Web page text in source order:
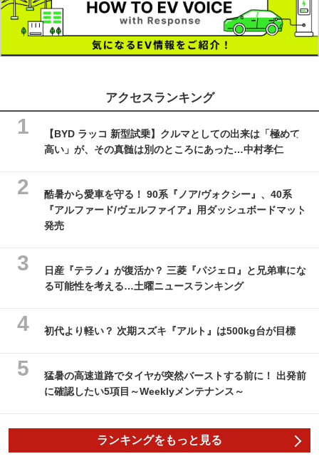
アクセスランキング
【BYD ラッコ 新型試乗】クルマとしての出来は「極めて
高い」が、その真髄は別のところにあった…中村孝仁
酷暑から愛車を守る！ 90系『ノア/ヴォクシー』、40系
『アルファード/ヴェルファイア』用ダッシュボードマット
発売
日産『テラノ』が復活か？ 三菱『パジェロ』と兄弟車にな
る可能性を考える…土曜ニュースランキング
初代より軽い？ 次期スズキ『アルト』は500kg台が目標
猛暑の高速道路でタイヤが突然バーストする前に！ 出発前
に確認したい5項目～Weeklyメンテナンス～
ランキングをもっと見る